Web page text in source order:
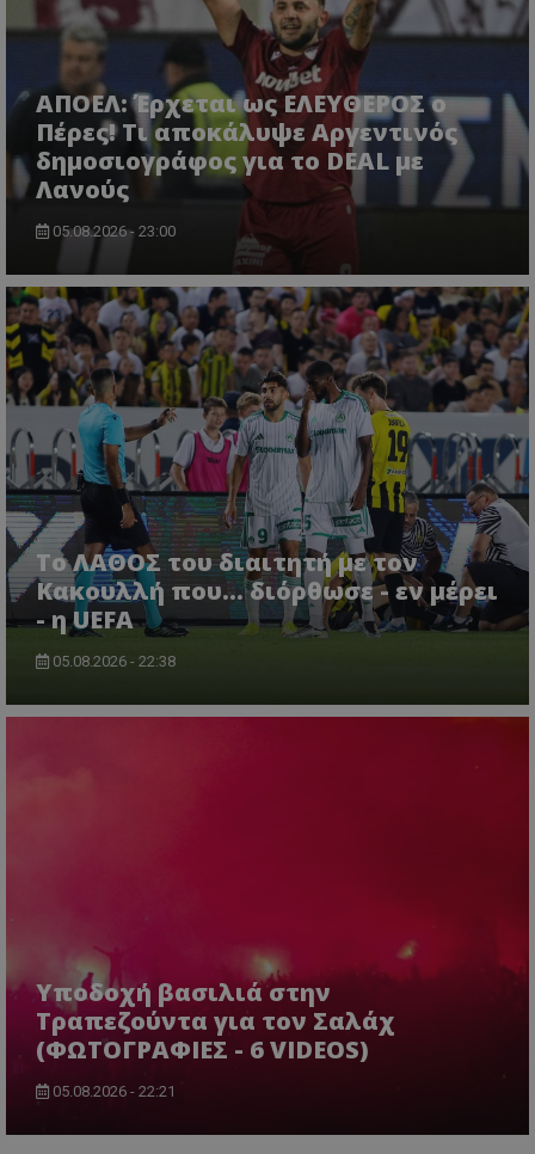
ΑΠΟΕΛ: Έρχεται ως ΕΛΕΥΘΕΡΟΣ ο
Πέρες! Τι αποκάλυψε Αργεντινός
δημοσιογράφος για το DEAL με
Λανούς
05.08.2026 - 23:00
Το ΛΑΘΟΣ του διαιτητή με τον
Κακουλλή που... διόρθωσε - εν μέρει
- η UEFA
05.08.2026 - 22:38
Υποδοχή βασιλιά στην
Τραπεζούντα για τον Σαλάχ
(ΦΩΤΟΓΡΑΦΙΕΣ - 6 VIDEOS)
05.08.2026 - 22:21